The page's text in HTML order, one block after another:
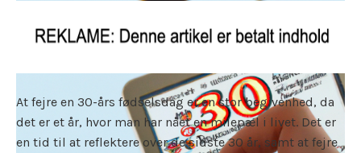
At fejre en 30-års fødselsdag er en stor begivenhed, da
det er et år, hvor man har nået en milepæl i livet. Det er
en tid til at reflektere over de sidste 30 år, samt at fejre